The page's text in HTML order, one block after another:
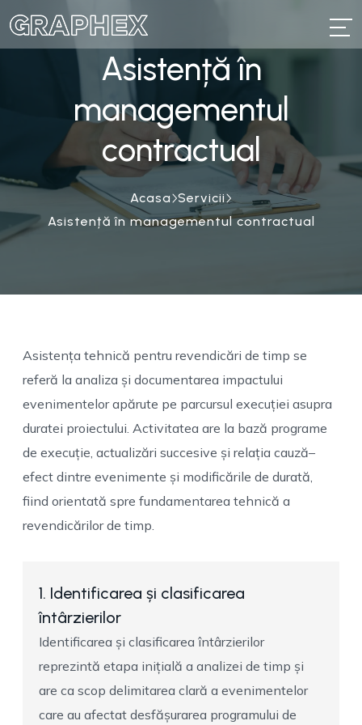
Asistență în
managementul
contractual
Acasa Servicii
Asistență în managementul contractual
Asistența tehnică pentru revendicări de timp se
referă la analiza și documentarea impactului
evenimentelor apărute pe parcursul execuției asupra
duratei proiectului. Activitatea are la bază programe
de execuție, actualizări succesive și relația cauză–
efect dintre evenimente și modificările de durată,
fiind orientată spre fundamentarea tehnică a
revendicărilor de timp.
1. Identificarea și clasificarea
întârzierilor
Identificarea și clasificarea întârzierilor
reprezintă etapa inițială a analizei de timp și
are ca scop delimitarea clară a evenimentelor
care au afectat desfășurarea programului de